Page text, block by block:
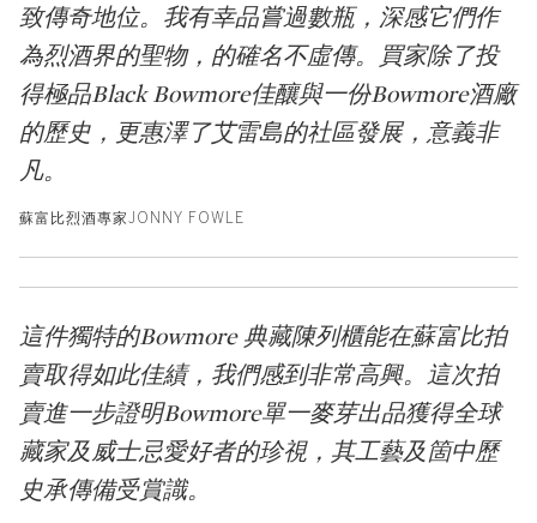
致傳奇地位。我有幸品嘗過數瓶，深感它們作
為烈酒界的聖物，的確名不虛傳。買家除了投
得極品Black Bowmore佳釀與一份Bowmore酒廠
的歷史，更惠澤了艾雷島的社區發展，意義非
凡。
蘇富比烈酒專家JONNY FOWLE
這件獨特的Bowmore 典藏陳列櫃能在蘇富比拍
賣取得如此佳績，我們感到非常高興。這次拍
賣進一步證明Bowmore單一麥芽出品獲得全球
藏家及威士忌愛好者的珍視，其工藝及箇中歷
史承傳備受賞識。